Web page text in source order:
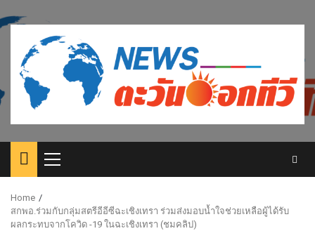
to
content
Primary
Menu
Home
สกพอ.ร่วมกับกลุ่มสตรีอีอีซีฉะเชิงเทรา ร่วมส่งมอบน้ำใจช่วยเหลือผู้ได้รับ
ผลกระทบจากโควิด -19 ในฉะเชิงเทรา (ชมคลิป)